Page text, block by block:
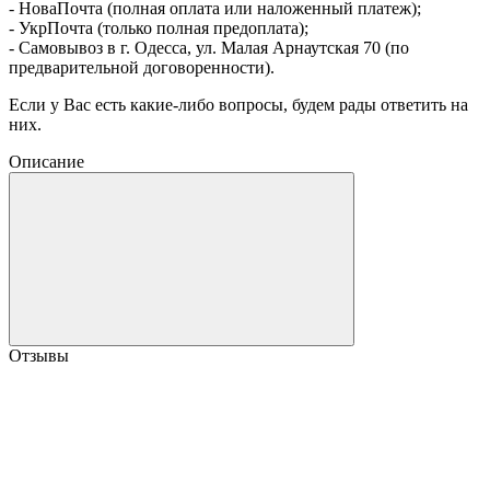
- НоваПочта (полная оплата или наложенный платеж);
- УкрПочта (только полная предоплата);
- Самовывоз в г. Одесса, ул. Малая Арнаутская 70 (по
предварительной договоренности).
Если у Вас есть какие-либо вопросы, будем рады ответить на
них.
Описание
Отзывы